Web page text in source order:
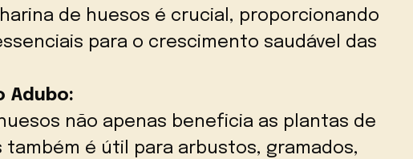
de huesos é crucial, proporcionando
para o crescimento saudável das
Adubo:
não apenas beneficia as plantas de
também é útil para arbustos, gramados,